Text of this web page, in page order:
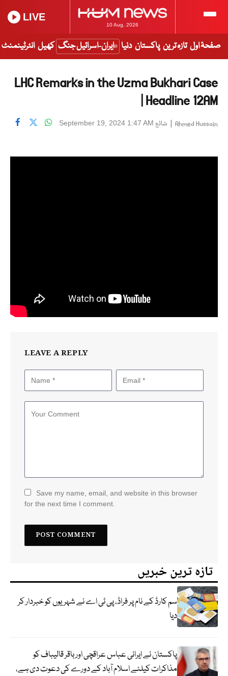
10 Aug, 2026
LIVE
صفحۂ اول تازہ ترین پاکستان دنیا ایران-اسرائیل جنگ کھیل انٹرٹینمنٹ
LHC Remarks in the Uzma Bukhari Case
| Headline 12AM
Ahmed Hussain
| شائع September 19, 2024 1:47 AM
LEAVE A REPLY
Save my name, email, and website in this browser
for the next time I comment.
تازہ ترین خبریں
سم کارڈ کے نام پر فراڈ، پی ٹی اے نے شہریوں کو خبردار کر
دیا
پاکستان نے ایرانی عباس عراقچی اورباقر قالیباف کو
مذاکرات کیلئے اسلام آباد کے دورے کی دعوت دی ہے،